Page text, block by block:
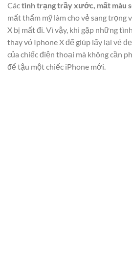
Cáctình trạng trầy xước, mất màu
mất thẩm mỹ làm cho vẻ sang trọng
X bị mất đi. Vì vậy, khi gặp những
thay vỏ Iphone X để giúp lấy lại vẻ
của chiếc điện thoại mà không cần
để tậu một chiếc iPhone mới.